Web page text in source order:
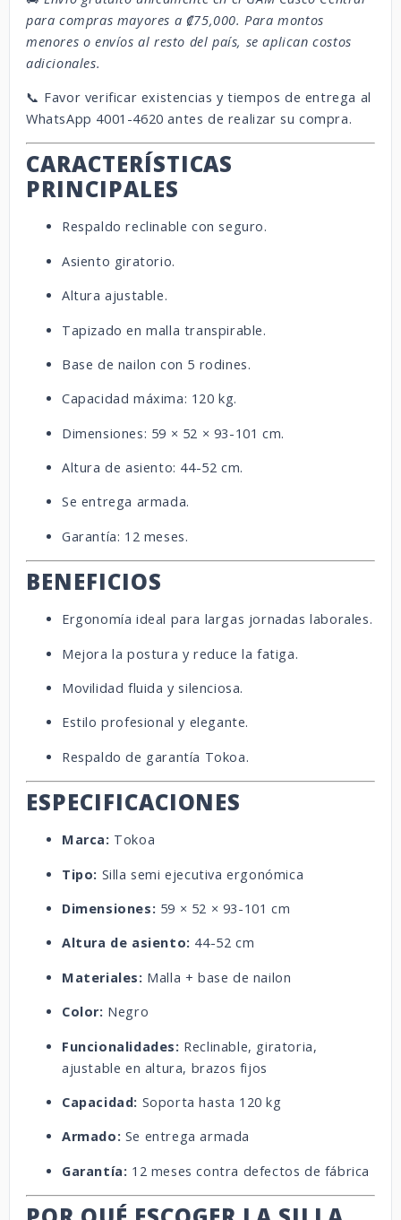
para compras mayores a ₡75,000. Para montos
menores o envíos al resto del país, se aplican costos
adicionales.
📞 Favor verificar existencias y tiempos de entrega al
WhatsApp 4001-4620 antes de realizar su compra.
CARACTERÍSTICAS
PRINCIPALES
Respaldo reclinable con seguro.
Asiento giratorio.
Altura ajustable.
Tapizado en malla transpirable.
Base de nailon con 5 rodines.
Capacidad máxima: 120 kg.
Dimensiones: 59 × 52 × 93-101 cm.
Altura de asiento: 44-52 cm.
Se entrega armada.
Garantía: 12 meses.
BENEFICIOS
Ergonomía ideal para largas jornadas laborales.
Mejora la postura y reduce la fatiga.
Movilidad fluida y silenciosa.
Estilo profesional y elegante.
Respaldo de garantía Tokoa.
ESPECIFICACIONES
Marca: Tokoa
Tipo: Silla semi ejecutiva ergonómica
Dimensiones: 59 × 52 × 93-101 cm
Altura de asiento: 44-52 cm
Materiales: Malla + base de nailon
Color: Negro
Funcionalidades: Reclinable, giratoria,
ajustable en altura, brazos fijos
Capacidad: Soporta hasta 120 kg
Armado: Se entrega armada
Garantía: 12 meses contra defectos de fábrica